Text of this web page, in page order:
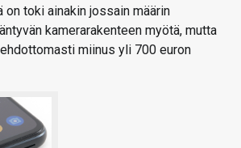
on toki ainakin jossain määrin
kamerarakenteen myötä, mutta
miinus yli 700 euron